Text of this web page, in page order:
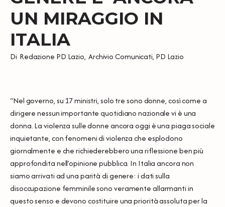
UN MIRAGGIO IN
ITALIA
Di Redazione PD Lazio, Archivio Comunicati, PD Lazio
“Nel governo, su 17 ministri, solo tre sono donne, così come a
dirigere nessun importante quotidiano nazionale vi è una
donna. La violenza sulle donne ancora oggi è una piaga sociale
inquietante, con fenomeni di violenza che esplodono
giornalmente e che richiederebbero una riflessione ben più
approfondita nell’opinione pubblica. In Italia ancora non
siamo arrivati ad una parità di genere: i dati sulla
disoccupazione femminile sono veramente allarmanti in
questo senso e devono costituire una priorità assoluta per la